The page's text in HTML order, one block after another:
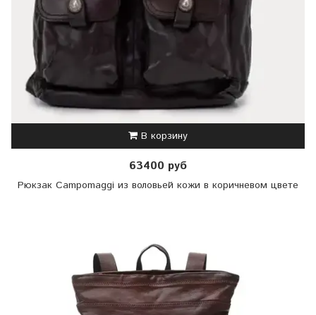
В корзину
63400 руб
Рюкзак Campomaggi из воловьей кожи в коричневом цвете